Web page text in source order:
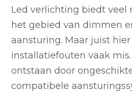
Led verlichting biedt veel
het gebied van dimmen
aansturing. Maar juist
installatiefouten vaak
ontstaan door
compatibele